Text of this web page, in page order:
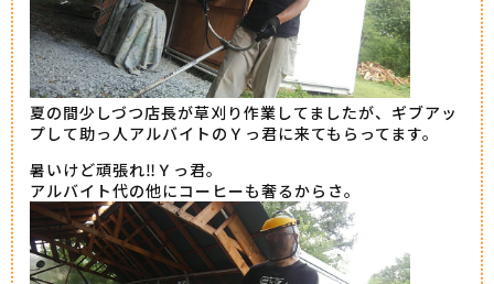
夏の間少しづつ店長が草刈り作業してましたが、ギブアッ
プして助っ人アルバイトのＹっ君に来てもらってます。
暑いけど頑張れ‼Ｙっ君。
アルバイト代の他にコーヒーも奢るからさ。